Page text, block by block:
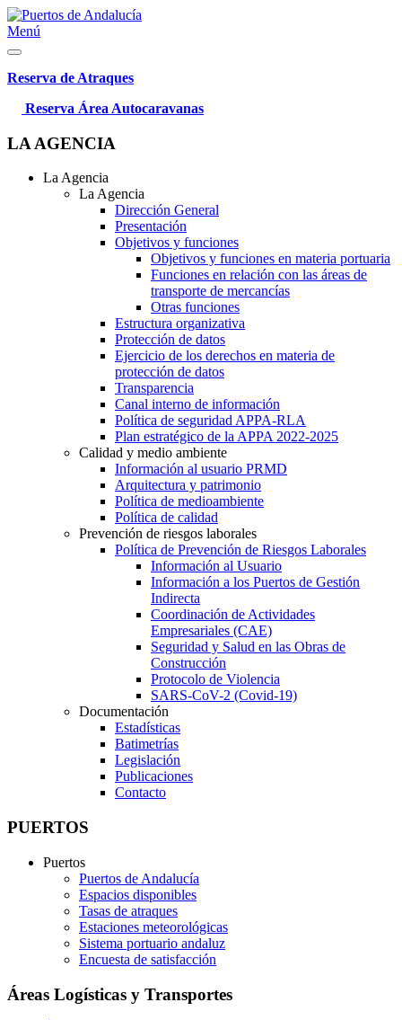
Menú
Reserva de Atraques
Reserva Área Autocaravanas
LA AGENCIA
La Agencia
La Agencia
Dirección General
Presentación
Objetivos y funciones
Objetivos y funciones en materia portuaria
Funciones en relación con las áreas de
transporte de mercancías
Otras funciones
Estructura organizativa
Protección de datos
Ejercicio de los derechos en materia de
protección de datos
Transparencia
Canal interno de información
Política de seguridad APPA-RLA
Plan estratégico de la APPA 2022-2025
Calidad y medio ambiente
Información al usuario PRMD
Arquitectura y patrimonio
Política de medioambiente
Política de calidad
Prevención de riesgos laborales
Política de Prevención de Riesgos Laborales
Información al Usuario
Información a los Puertos de Gestión
Indirecta
Coordinación de Actividades
Empresariales (CAE)
Seguridad y Salud en las Obras de
Construcción
Protocolo de Violencia
SARS-CoV-2 (Covid-19)
Documentación
Estadísticas
Batimetrías
Legislación
Publicaciones
Contacto
PUERTOS
Puertos
Puertos de Andalucía
Espacios disponibles
Tasas de atraques
Estaciones meteorológicas
Sistema portuario andaluz
Encuesta de satisfacción
Áreas Logísticas y Transportes